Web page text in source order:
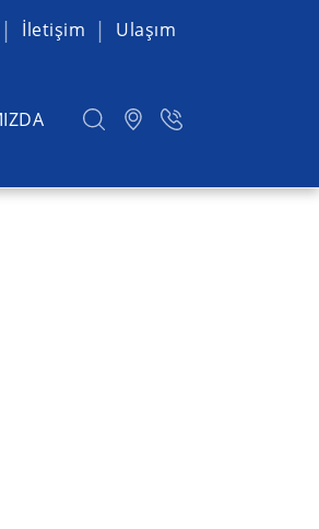
İletişim Ulaşım